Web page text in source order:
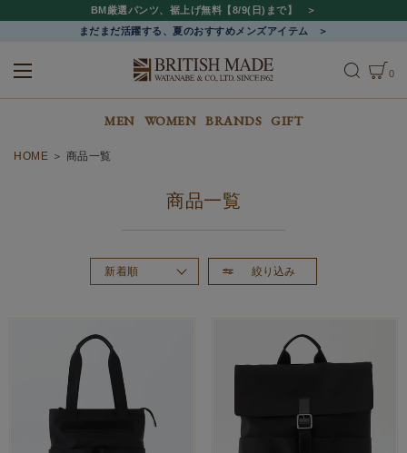
BM厳選パンツ、裾上げ無料【8/9(日)まで】
まだまだ活躍する、夏のおすすめメンズアイテム
0
MEN WOMEN BRANDS GIFT
HOME 商品一覧
商品一覧
絞り込み
新着順
価格が安い順